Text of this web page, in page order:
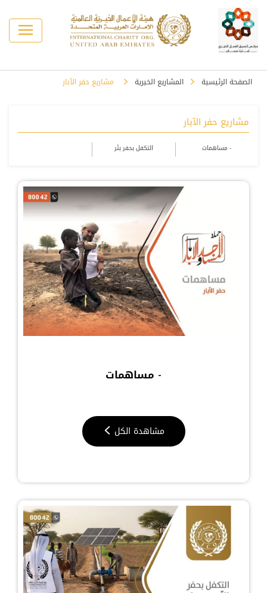
الصفحة الرئيسية المشاريع الخيرية مشاريع حفر الآبار
مشاريع حفر الآبار
- مساهمات التكفل بحفر بئر
- مساهمات
مشاهدة الكل